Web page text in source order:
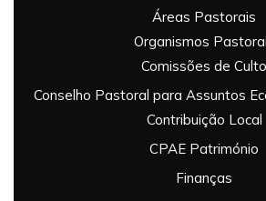
Áreas Pastorais
Organismos
Comissões de Culto
Conselho Pastoral para Assuntos
Contribuição Local
CPAE Património
Finanças